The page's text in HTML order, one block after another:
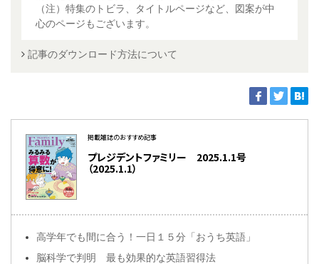
（注）特集のトビラ、タイトルページなど、図案が中
心のページもございます。
記事のダウンロード方法について
掲載雑誌のおすすめ記事
プレジデントファミリー 2025.1.1号
（2025.1.1）
高学年でも間に合う！一日１５分「おうち英語」
脳科学で判明 最も効果的な英語習得法